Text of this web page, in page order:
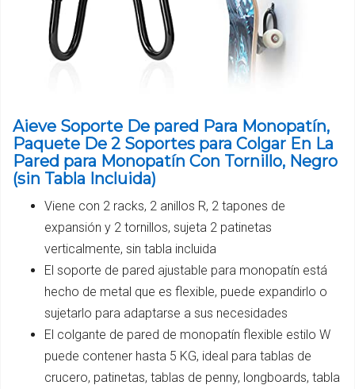
Aieve Soporte De pared Para Monopatín,
Paquete De 2 Soportes para Colgar En La
Pared para Monopatín Con Tornillo, Negro
(sin Tabla Incluida)
Viene con 2 racks, 2 anillos R, 2 tapones de
expansión y 2 tornillos, sujeta 2 patinetas
verticalmente, sin tabla incluida
El soporte de pared ajustable para monopatín está
hecho de metal que es flexible, puede expandirlo o
sujetarlo para adaptarse a sus necesidades
El colgante de pared de monopatín flexible estilo W
puede contener hasta 5 KG, ideal para tablas de
crucero, patinetas, tablas de penny, longboards, tabla